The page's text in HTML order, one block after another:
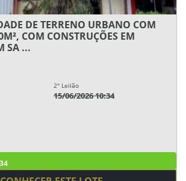
DE TERRENO URBANO COM
COM CONSTRUÇÕES EM
SA ...
2° Leilão
15/06/2026 10:34